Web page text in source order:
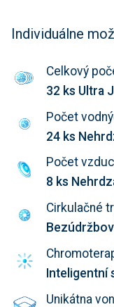
Individuálne
Celkový
32 ks Ultra
Počet
24 ks
Počet
8 ks
Cirkulačné
Inteligentní
Unikátna